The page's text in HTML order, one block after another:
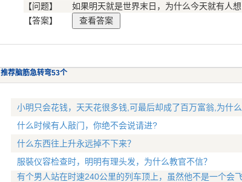
【问题】
如果明天就是世界末日，为什么今天就有人想
【答案】
推荐脑筋急转弯53个
小明只会花钱，天天花很多钱,可最后却成了百万富翁,为什
什么时候有人敲门，你绝不会说请进?
什么东西往上升永远掉不下来？
服裝仪容检查时，明明有理头发，为什么教官不信？
有个男人站在时速240公里的列车顶上，虽然他不是一个会